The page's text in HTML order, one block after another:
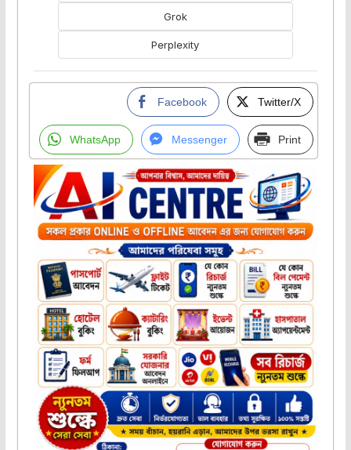
Grok
Perplexity
Facebook Twitter/X
WhatsApp Messenger Print